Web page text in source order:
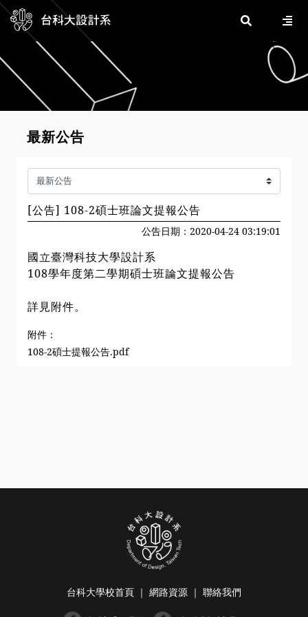
最新公告
[公告] 108-2碩士班論文提報公告
公告日期：2020-04-24 03:19:01
國立臺灣科技大學設計系
108學年度第二學期碩士班論文提報公告
詳見附件。
附件：
108-2碩士提報公告.pdf
台科大學校首頁 ｜ 網路資源 ｜ 聯絡我們